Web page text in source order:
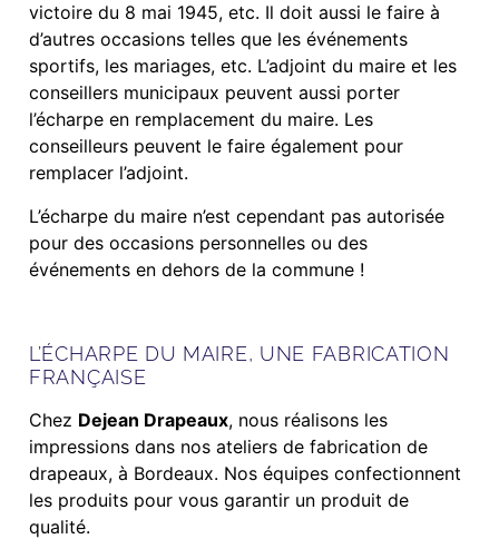
victoire du 8 mai 1945, etc. Il doit aussi le faire à
d’autres occasions telles que les événements
sportifs, les mariages, etc. L’adjoint du maire et les
conseillers municipaux peuvent aussi porter
l’écharpe en remplacement du maire. Les
conseilleurs peuvent le faire également pour
remplacer l’adjoint.
L’écharpe du maire n’est cependant pas autorisée
pour des occasions personnelles ou des
événements en dehors de la commune !
L’ÉCHARPE DU MAIRE, UNE FABRICATION
FRANÇAISE
Chez Dejean Drapeaux, nous réalisons les
impressions dans nos ateliers de fabrication de
drapeaux, à Bordeaux. Nos équipes confectionnent
les produits pour vous garantir un produit de
qualité.